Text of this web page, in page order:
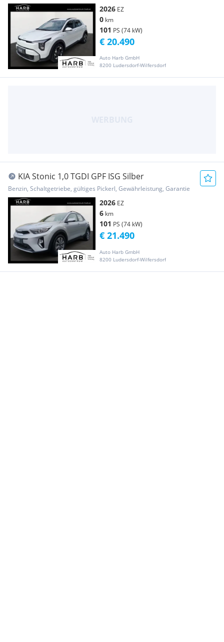
2026 EZ
0 km
101 PS (74 kW)
Auto Harb GmbH
8200 Ludersdorf-Wilfersdorf
€ 20.490
KIA Stonic 1,0 TGDI GPF ISG Silber
Benzin, Schaltgetriebe, gültiges Pickerl, Gewährleistung, Garantie
2026 EZ
6 km
101 PS (74 kW)
Auto Harb GmbH
8200 Ludersdorf-Wilfersdorf
€ 21.490